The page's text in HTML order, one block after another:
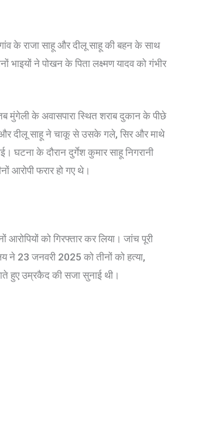
के राजा साहू और दीलू साहू की बहन के साथ
ने पोखन के पिता लक्ष्मण यादव को गंभीर
मुंगेली के अवासपारा स्थित शराब दुकान के पीछे
और दीलू साहू ने चाकू से उसके गले, सिर और माथे
घटना के दौरान दुर्गेश कुमार साहू निगरानी
आरोपी फरार हो गए थे।
को गिरफ्तार कर लिया। जांच पूरी
ने 23 जनवरी 2025 को तीनों को हत्या,
हुए उम्रकैद की सजा सुनाई थी।